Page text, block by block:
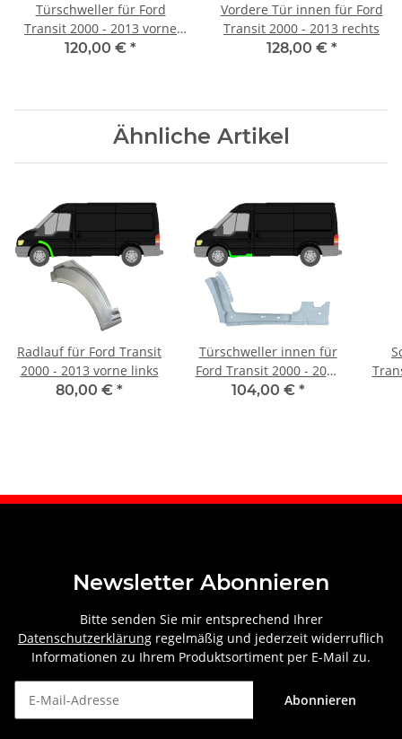
Türschweller für Ford
Transit 2000 - 2013 vorne
links
120,00 € *
Vordere Tür innen für Ford
Transit 2000 - 2013 rechts
128,00 € *
Ähnliche Artikel
Radlauf für Ford Transit
2000 - 2013 vorne links
80,00 € *
Türschweller innen für
Ford Transit 2000 - 2013
vorne links
104,00 € *
Newsletter Abonnieren
Bitte senden Sie mir entsprechend Ihrer
Datenschutzerklärung regelmäßig und jederzeit widerruflich
Informationen zu Ihrem Produktsortiment per E-Mail zu.
Abonnieren